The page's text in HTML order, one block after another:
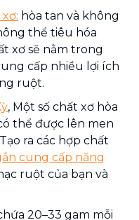
hòa tan và không
thể tiêu hóa
xơ sẽ nằm trong
cấp nhiều lợi ích
ruột.
, Một số chất xơ hòa
thể được lên men
ra các hợp chất
cung cấp năng
ruột của bạn và
20–33 gam mỗi